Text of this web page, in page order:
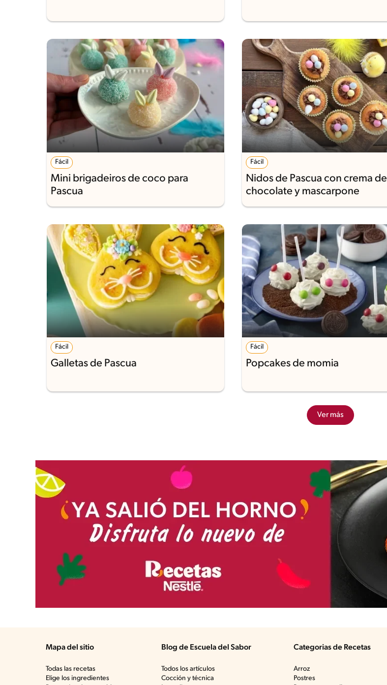
Fácil
Mini brigadeiros de coco para
Pascua
Fácil
Nidos de Pascua con crema de
chocolate y mascarpone
Fácil
Galletas de Pascua
Fácil
Popcakes de momia
Ver más
Mapa del sitio
Todas las recetas
Elige los ingredientes
Blog de Escuela del Sabor
Todos los artículos
Cocción y técnica
Categorias de Recetas
Arroz
Postres